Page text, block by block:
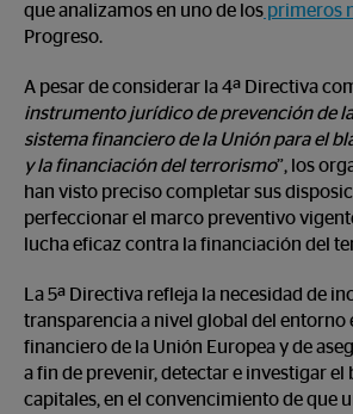
que analizamos en uno de los primeros
Progreso.
A pesar de considerar la 4ª Directiva
instrumento jurídico de prevención de
sistema financiero de la Unión para el
y la financiación del terrorismo”, los
han visto preciso completar sus
perfeccionar el marco preventivo
lucha eficaz contra la financiación del
La 5ª Directiva refleja la necesidad de
transparencia a nivel global del entorno
financiero de la Unión Europea y de
a fin de prevenir, detectar e investigar el
capitales, en el convencimiento de que